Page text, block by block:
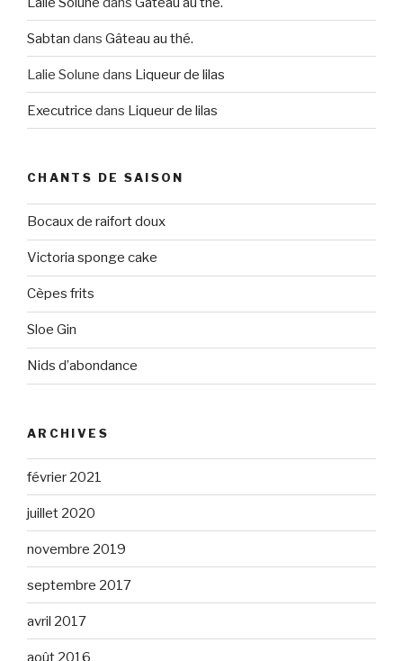
Sabtan dans Gâteau au thé.
Lalie Solune dans Liqueur de lilas
Executrice dans Liqueur de lilas
CHANTS DE SAISON
Bocaux de raifort doux
Victoria sponge cake
Cèpes frits
Sloe Gin
Nids d’abondance
ARCHIVES
février 2021
juillet 2020
novembre 2019
septembre 2017
avril 2017
août 2016